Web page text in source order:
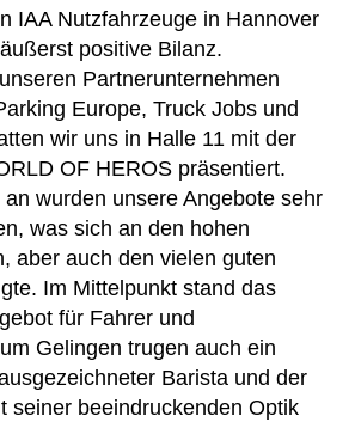
IAA Nutzfahrzeuge in Hannover
positive Bilanz.
Partnerunternehmen
Europe, Truck Jobs und
wir uns in Halle 11 mit der
OF HEROS präsentiert.
an wurden unsere Angebote sehr
was sich an den hohen
aber auch den vielen guten
Im Mittelpunkt stand das
für Fahrer und
Gelingen trugen auch ein
Barista und der
seiner beeindruckenden Optik